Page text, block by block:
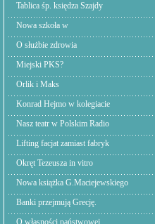
Tablica śp. księdza Szajdy
Nowa szkoła w
O służbie zdrowia
Miejski PKS?
Orlik i Maks
Konrad Hejmo w kolegiacie
Nasz teatr w Polskim Radio
Lifting facjat zamiast fabryk
Okręt Tezeusza in vitro
Nowa książka G.Maciejewskiego
Banki przejmują Grecję.
O własności państwowej